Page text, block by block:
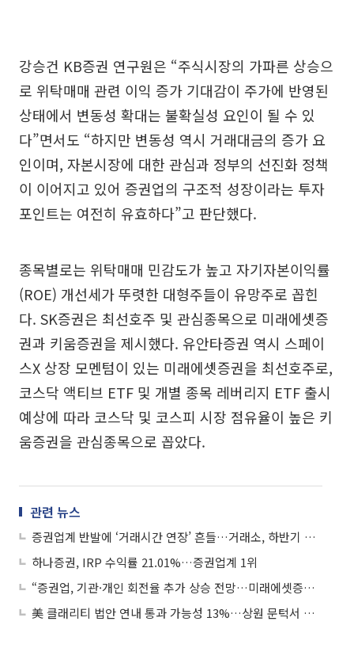
강승건 KB증권 연구원은 “주식시장의 가파른 상승으
로 위탁매매 관련 이익 증가 기대감이 주가에 반영된
상태에서 변동성 확대는 불확실성 요인이 될 수 있
다”면서도 “하지만 변동성 역시 거래대금의 증가 요
인이며, 자본시장에 대한 관심과 정부의 선진화 정책
이 이어지고 있어 증권업의 구조적 성장이라는 투자
포인트는 여전히 유효하다”고 판단했다.
종목별로는 위탁매매 민감도가 높고 자기자본이익률
(ROE) 개선세가 뚜렷한 대형주들이 유망주로 꼽힌
다. SK증권은 최선호주 및 관심종목으로 미래에셋증
권과 키움증권을 제시했다. 유안타증권 역시 스페이
스X 상장 모멘텀이 있는 미래에셋증권을 최선호주로,
코스닥 액티브 ETF 및 개별 종목 레버리지 ETF 출시
예상에 따라 코스닥 및 코스피 시장 점유율이 높은 키
움증권을 관심종목으로 꼽았다.
관련 뉴스
증권업계 반발에 ‘거래시간 연장’ 흔들…거래소, 하반기 연기 검토
하나증권, IRP 수익률 21.01%…증권업계 1위
“증권업, 기관·개인 회전율 추가 상승 전망…미래에셋증권 최선호주”
美 클래리티 법안 연내 통과 가능성 13%…상원 문턱서 제동